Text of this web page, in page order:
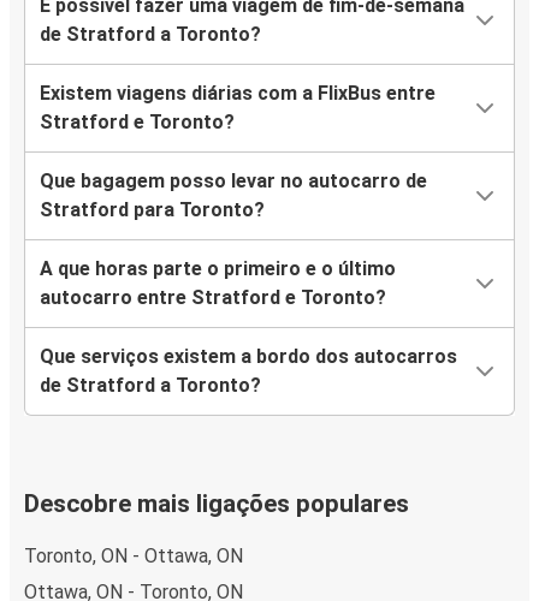
É possível fazer uma viagem de fim-de-semana
de Stratford a Toronto?
Existem viagens diárias com a FlixBus entre
Stratford e Toronto?
Que bagagem posso levar no autocarro de
Stratford para Toronto?
A que horas parte o primeiro e o último
autocarro entre Stratford e Toronto?
Que serviços existem a bordo dos autocarros
de Stratford a Toronto?
Descobre mais ligações populares
Toronto, ON - Ottawa, ON
Ottawa, ON - Toronto, ON